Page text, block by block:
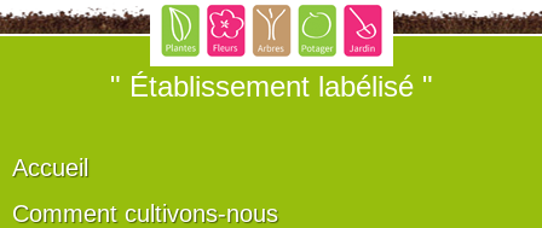
" Établissement labélisé "
Accueil
Comment cultivons-nous